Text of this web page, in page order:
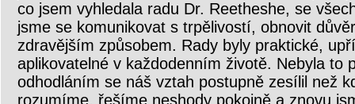
co jsem vyhledala radu Dr. Reetheshe, se
jsme se komunikovat s trpělivostí, obnovit
zdravějším způsobem. Rady byly praktické,
aplikovatelné v každodenním životě. Nebyla to
odhodláním se náš vztah postupně zesílil než
rozumíme, řešíme neshody pokojně a znovu